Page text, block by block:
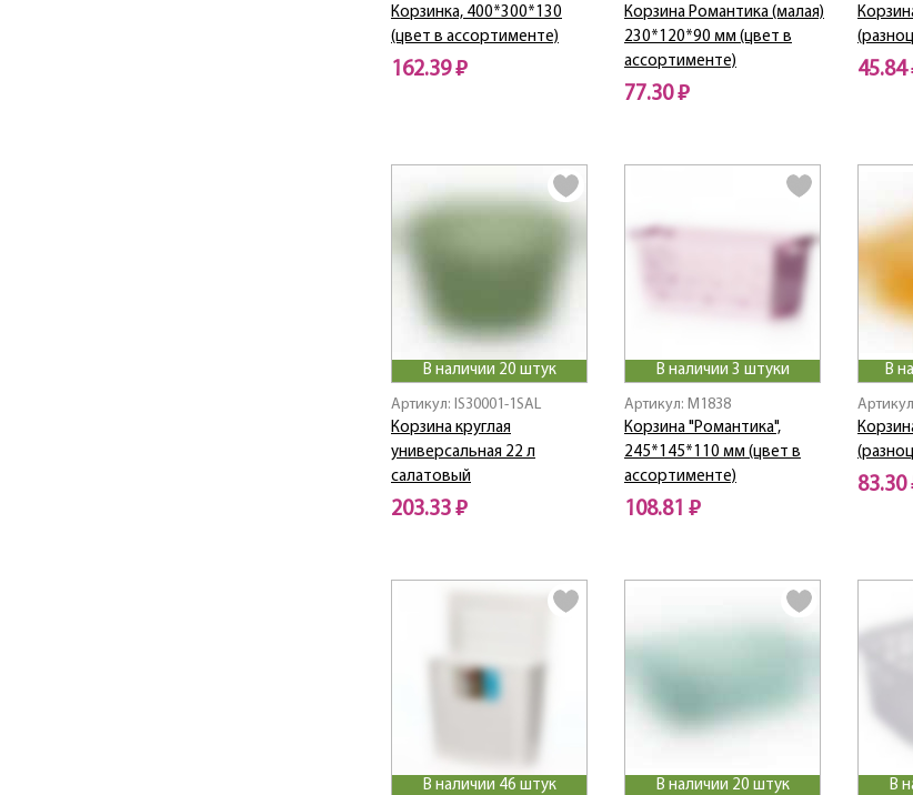
Корзинка, 400*300*130
(цвет в ассортименте)
162.39 ₽
Корзина Романтика (малая)
230*120*90 мм (цвет в
ассортименте)
77.30 ₽
45.84
В наличии 20 штук
Артикул: IS30001-1SAL
Корзина круглая
универсальная 22 л
салатовый
203.33 ₽
В наличии 3 штуки
Артикул: M1838
Корзина "Романтика",
245*145*110 мм (цвет в
ассортименте)
108.81 ₽
В
83.30
В наличии 46 штук В наличии 20 штук В